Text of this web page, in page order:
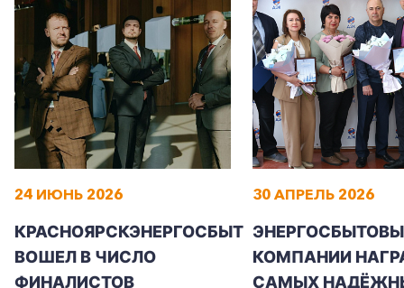
24 ИЮНЬ 2026
КРАСНОЯРСКЭНЕРГОСБЫТ
ВОШЕЛ В ЧИСЛО
ФИНАЛИСТОВ
30 АПРЕЛЬ 2026
КОМПАНИИ
САМЫХ